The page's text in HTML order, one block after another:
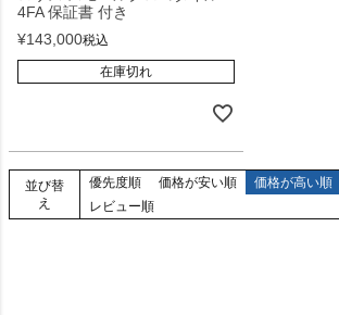
4FA 保証書 付き
¥143,000税込
在庫切れ
並び替
え
優先度順 価格が安い順 価格が高い順
レビュー順